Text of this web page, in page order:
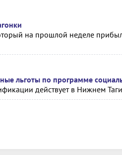
на прошлой неделе
льготы по программе
действует в Нижнем